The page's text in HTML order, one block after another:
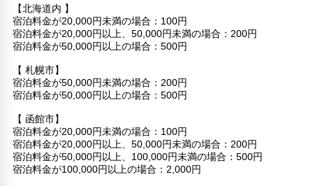
【北海道内 】
宿泊料金が20,000円未満の場合：100円
宿泊料金が20,000円以上、50,000円未満の場合：200円
宿泊料金が50,000円以上の場合：500円
【 札幌市】
宿泊料金が50,000円未満の場合：200円
宿泊料金が50,000円以上の場合：500円
【 函館市】
宿泊料金が20,000円未満の場合：100円
宿泊料金が20,000円以上、50,000円未満の場合：200円
宿泊料金が50,000円以上、100,000円未満の場合：500円
宿泊料金が100,000円以上の場合：2,000円